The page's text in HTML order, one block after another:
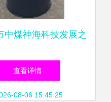
中煤神海科技发展之
技术革新与绿色未来
查看详情
08-06 15:45:25